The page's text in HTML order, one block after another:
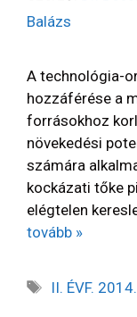
Balázs
A technológia-
hozzáférése a
forrásokhoz
növekedési
számára
kockázati tőke
elégtelen
tovább »
II. ÉVF.